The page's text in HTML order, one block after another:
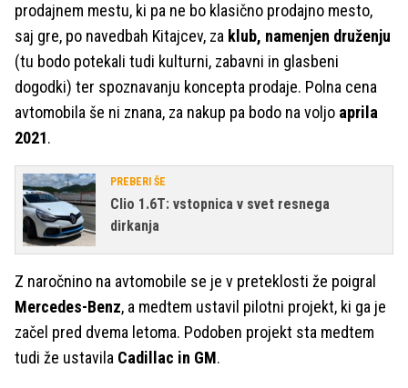
prodajnem mestu, ki pa ne bo klasično prodajno mesto,
saj gre, po navedbah Kitajcev, za klub, namenjen druženju
(tu bodo potekali tudi kulturni, zabavni in glasbeni
dogodki) ter spoznavanju koncepta prodaje. Polna cena
avtomobila še ni znana, za nakup pa bodo na voljo aprila
2021.
PREBERI ŠE
Clio 1.6T: vstopnica v svet resnega
dirkanja
Z naročnino na avtomobile se je v preteklosti že poigral
Mercedes-Benz, a medtem ustavil pilotni projekt, ki ga je
začel pred dvema letoma. Podoben projekt sta medtem
tudi že ustavila Cadillac in GM.